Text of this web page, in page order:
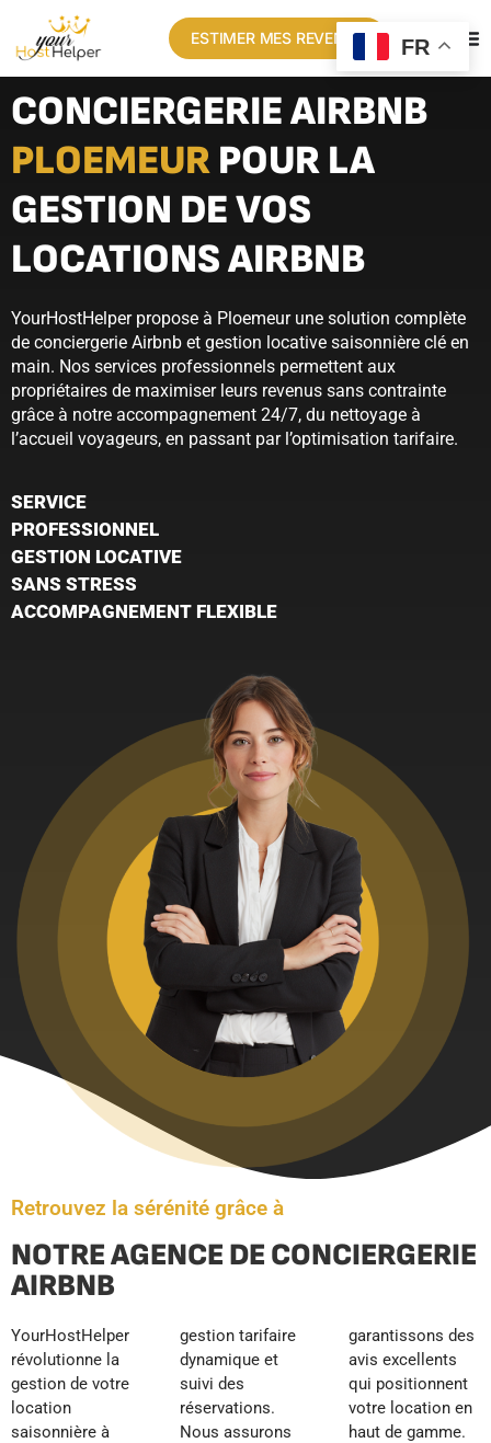
ESTIMER MES REVENUS
CONCIERGERIE AIRBNB
PLOEMEUR POUR LA
GESTION DE VOS
LOCATIONS AIRBNB
YourHostHelper propose à Ploemeur une solution complète
de conciergerie Airbnb et gestion locative saisonnière clé en
main. Nos services professionnels permettent aux
propriétaires de maximiser leurs revenus sans contrainte
grâce à notre accompagnement 24/7, du nettoyage à
l’accueil voyageurs, en passant par l’optimisation tarifaire.
SERVICE
PROFESSIONNEL
GESTION LOCATIVE
SANS STRESS
ACCOMPAGNEMENT FLEXIBLE
Retrouvez la sérénité grâce à
NOTRE AGENCE DE CONCIERGERIE
AIRBNB
YourHostHelper
révolutionne la
gestion de votre
location
saisonnière à
gestion tarifaire
dynamique et
suivi des
réservations.
Nous assurons
garantissons des
avis excellents
qui positionnent
votre location en
haut de gamme.
FR